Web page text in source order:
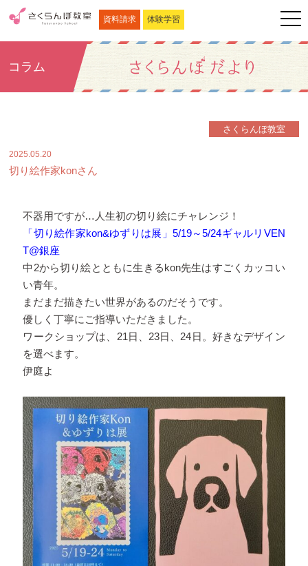
資料請求 体験学習
コラム
さくらんぼ教室
2025.05.20
切り絵作家konさん
不器用ですが…人生初の切り絵にチャレンジ！
「切り絵作家kon&ゆずりは展」5/19～5/24ギャルリVEN
T@銀座
中2から切り絵とともに生きるkon先生はすごくカッコい
い青年。
まだまだ描きたい世界があるのだそうです。
優しく丁寧にご指導いただきました。
ワークショップは、21日、23日、24日。好きなデザイン
を選べます。
伊庭よ